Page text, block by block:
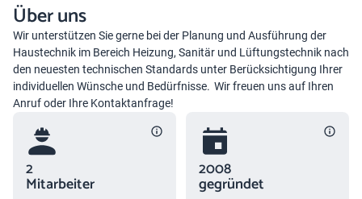
Über uns
Wir unterstützen Sie gerne bei der Planung und Ausführung der
Haustechnik im Bereich Heizung, Sanitär und Lüftungstechnik nach
den neuesten technischen Standards unter Berücksichtigung Ihrer
individuellen Wünsche und Bedürfnisse. Wir freuen uns auf Ihren
Anruf oder Ihre Kontaktanfrage!
2
Mitarbeiter
2008
gegründet